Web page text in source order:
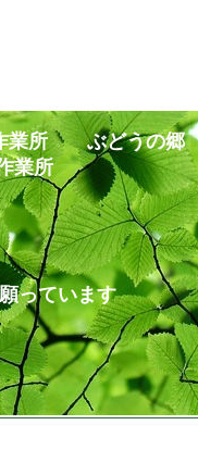
作業所 ぶどうの郷
所
ています